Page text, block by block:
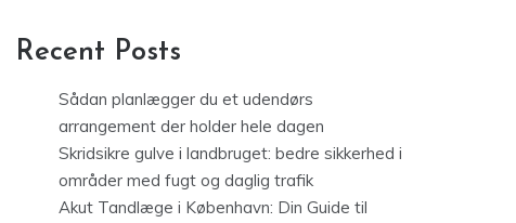
Recent Posts
Sådan planlægger du et udendørs
arrangement der holder hele dagen
Skridsikre gulve i landbruget: bedre sikkerhed i
områder med fugt og daglig trafik
Akut Tandlæge i København: Din Guide til